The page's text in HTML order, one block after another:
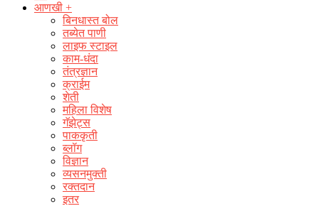
आणखी +
बिनधास्त बोल
तब्येत पाणी
लाइफ स्टाइल
काम-धंदा
तंत्रज्ञान
क्राईम
शेती
महिला विशेष
गॅझेट्स
पाककृती
ब्लॉग
विज्ञान
व्यसनमुक्ती
रक्‍तदान
इतर